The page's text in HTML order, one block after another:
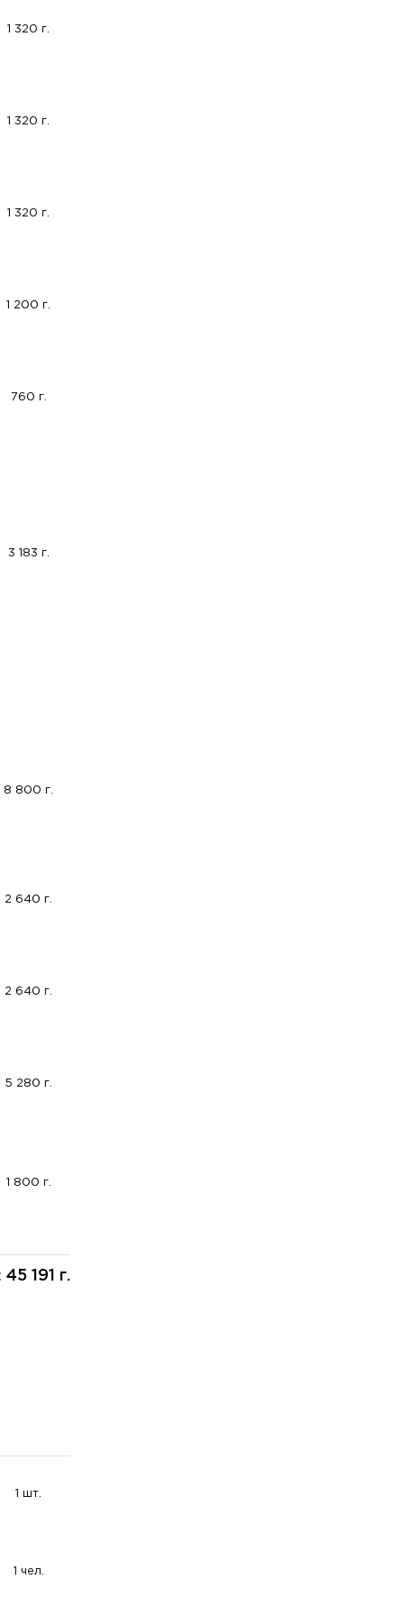
1 320 г.
1 320 г.
1 320 г.
1 200 г.
760 г.
3 183 г.
8 800 г.
2 640 г.
2 640 г.
5 280 г.
1 800 г.
45 191 г.
1 шт.
1 чел.